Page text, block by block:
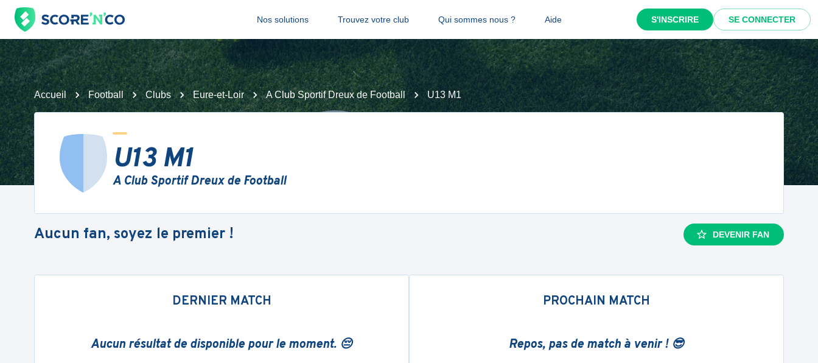
Nos solutions Trouvez votre club Qui sommes nous ? Aide S'INSCRIRE SE CONNECTER
Accueil Football Clubs Eure-et-Loir A Club Sportif Dreux de Football U13 M1
U13 M1
A Club Sportif Dreux de Football
Aucun fan, soyez le premier ! DEVENIR FAN
DERNIER MATCH
Aucun résultat de disponible pour le moment. 😔
PROCHAIN MATCH
Repos, pas de match à venir ! 😎